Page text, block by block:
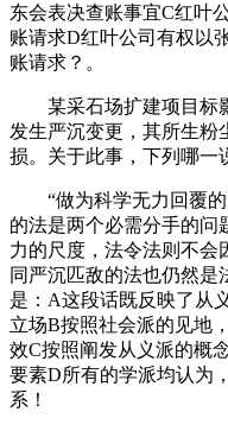
东会表决查账事宜C红叶
账请求D红叶公司有权以
账请求？。
某采石场扩建项目标
发生严沉变更，其所生粉
损。关于此事，下列哪一
“做为科学无力回覆的
的法是两个必需分手的问
力的尺度，法令法则不会
同严沉匹敌的法也仍然是
是：A这段话既反映了从
立场B按照社会派的见地
效C按照阐发从义派的概
要素D所有的学派均认为
系！